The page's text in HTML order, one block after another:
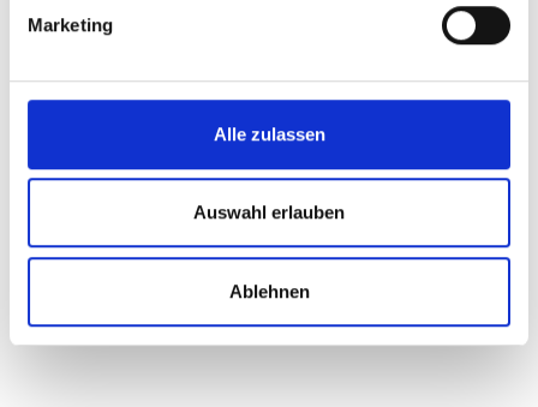
Marketing
Alle zulassen
Auswahl erlauben
Ablehnen
Nurses
17. Juli 2026
Svazek zu Landschaftsschutz am Obertauern
22. Juni 2026